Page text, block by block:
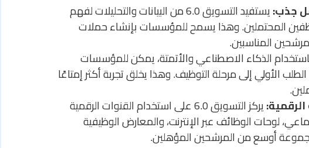
جذب:
يستفيد التسويق 6.0 من البيانات والتحليلات لفهم
المحتملين. وهذا يسمح للمؤسسات بإنشاء حملات
المناسبين.
الذكاء الاصطناعي والأتمتة، يمكن للمؤسسات
الأولي إلى مرحلة التوظيف. وهذا يخلق تجربة أكثر إمتاعًا
يركز التسويق 6.0 على استخدام القنوات الرقمية
لوحات الوظائف عبر الإنترنت، والمعارض الوظيفية
أوسع من المرشحين المؤهلين.